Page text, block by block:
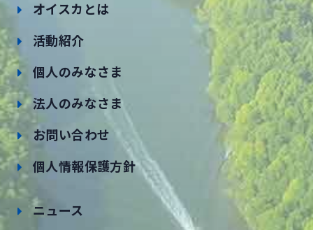
オイスカとは
活動紹介
個人のみなさま
法人のみなさま
お問い合わせ
個人情報保護方針
ニュース